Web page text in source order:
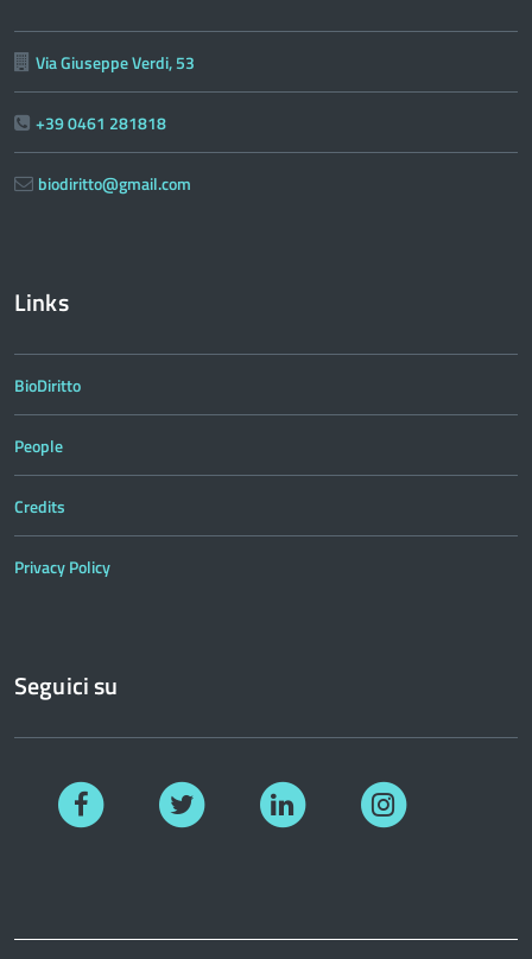
Via Giuseppe Verdi, 53
+39 0461 281818
biodiritto@gmail.com
Links
BioDiritto
People
Credits
Privacy Policy
Seguici su
Facebook Linkedin